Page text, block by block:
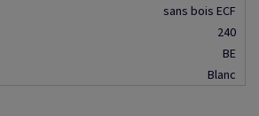
sans bois ECF
240
BE
Blanc